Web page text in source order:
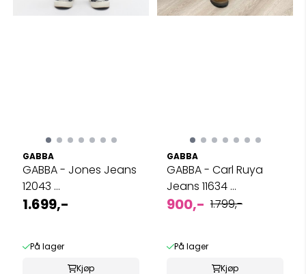
GABBA
GABBA - Jones Jeans
12043 ...
1.699,-
På lager
Kjøp
GABBA
GABBA - Carl Ruya
Jeans 11634 ...
900,- 1.799,-
På lager
Kjøp